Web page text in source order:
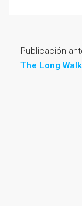
Publicación
The Long